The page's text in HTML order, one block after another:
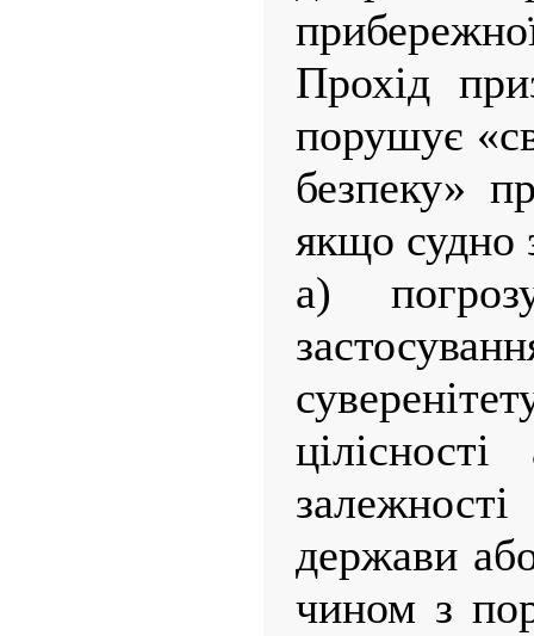
Прохід
порушує
безпеку»
якщо судно
а)
держави
чином з